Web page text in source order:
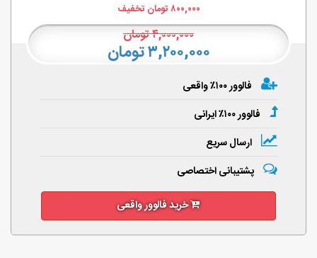
۸۰۰,۰۰۰تومان تخفیف
۴,۰۰۰,۰۰۰تومان
۳,۲۰۰,۰۰۰ تومان
فالوور ۱۰۰٪ واقعی
فالوور ۱۰۰٪ ایرانی
ارسال سریع
پشتیبانی اختصاصی
خرید فالوور واقعی